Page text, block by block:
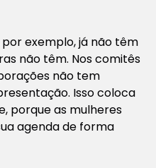
exemplo, já não têm
não têm. Nos comitês
não tem
Isso coloca
porque as mulheres
agenda de forma